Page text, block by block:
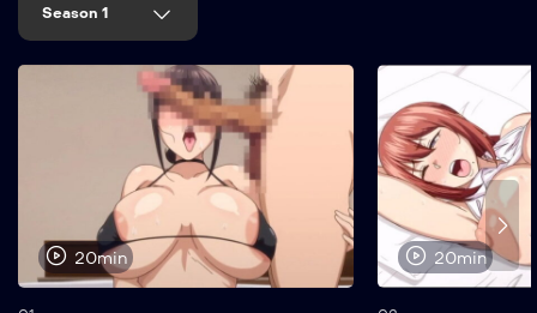
Season 1
20min 20min